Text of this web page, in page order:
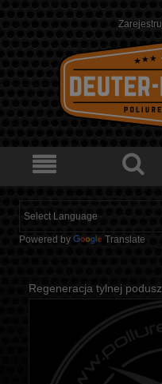
Powered by Translate
Regeneracja tylnej